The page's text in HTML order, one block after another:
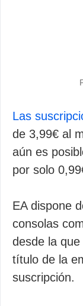
Las
de 3,99€ al
aún es
por solo
EA dispone
consolas
desde la
título de la
suscripción.